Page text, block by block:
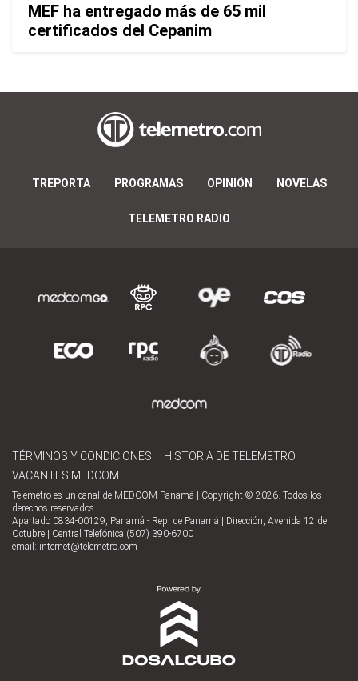
MEF ha entregado más de 65 mil
certificados del Cepanim
TREPORTA PROGRAMAS OPINIÓN NOVELAS
TELEMETRO RADIO
TÉRMINOS Y CONDICIONES
HISTORIA DE TELEMETRO
VACANTES MEDCOM
Telemetro es un canal de MEDCOM Panamá | Copyright © 2026. Todos los
derechos reservados.
Apartado 0834-00129, Panamá - Rep. de Panamá | Dirección, Avenida 12 de
Octubre | Central Telefónica (507) 390-6700
email: internet@telemetro.com